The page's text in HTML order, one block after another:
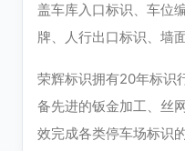
盖车库入口标识、车位
牌、人行出口标识、墙
荣辉标识拥有20年标识
备先进的钣金加工、丝
效完成各类停车场标识